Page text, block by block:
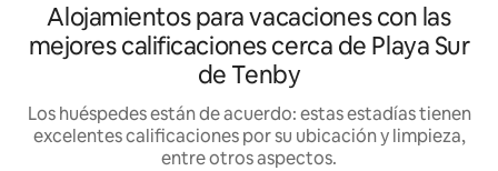
Alojamientos para vacaciones con las
mejores calificaciones cerca de Playa Sur
de Tenby
Los huéspedes están de acuerdo: estas estadías tienen
excelentes calificaciones por su ubicación y limpieza,
entre otros aspectos.